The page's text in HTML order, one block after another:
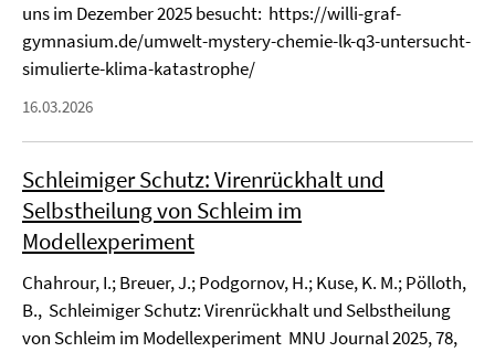
uns im Dezember 2025 besucht: https://willi-graf-
gymnasium.de/umwelt-mystery-chemie-lk-q3-untersucht-
simulierte-klima-katastrophe/
16.03.2026
Schleimiger Schutz: Virenrückhalt und
Selbstheilung von Schleim im
Modellexperiment
Chahrour, I.; Breuer, J.; Podgornov, H.; Kuse, K. M.; Pölloth,
B., Schleimiger Schutz: Virenrückhalt und Selbstheilung
von Schleim im Modellexperiment MNU Journal 2025, 78,